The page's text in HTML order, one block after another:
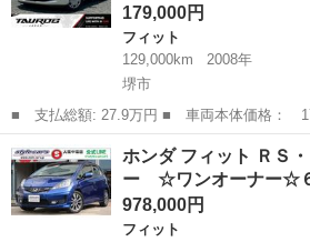
179,000円
フィット
129,000km
2008年
堺市
■ 支払総額: 27.9万円 ■ 車両本体価格： 179,000 円 ■ メーカー
名： ホンダ ■ 車種名： フィット ■ グ
ェイエディション ユーザー買取車 ナビ
アコン ＥＴ...
大阪 堺市 フィット
ホンダ フィット ＲＳ
ー ☆ワンオーナー☆
978,000円
フィット